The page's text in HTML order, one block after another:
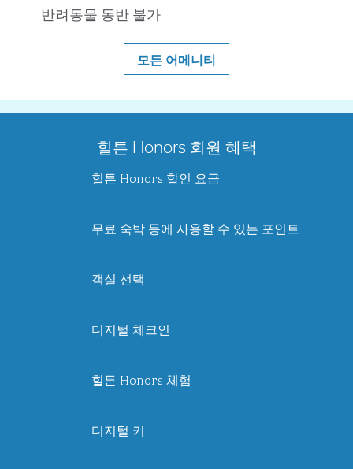
반려동물 동반 불가
모든 어메니티
힐튼 Honors 회원 혜택
힐튼 Honors 할인 요금
무료 숙박 등에 사용할 수 있는 포인트
객실 선택
디지털 체크인
힐튼 Honors 체험
디지털 키